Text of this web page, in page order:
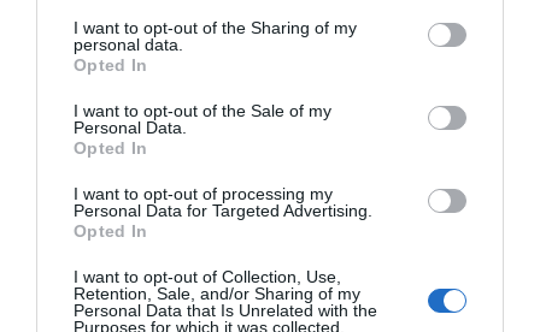
I want to opt-out of the Sharing of my
personal data.
Opted In
I want to opt-out of the Sale of my
Personal Data.
Opted In
I want to opt-out of processing my
Personal Data for Targeted Advertising.
Opted In
I want to opt-out of Collection, Use,
Retention, Sale, and/or Sharing of my
Personal Data that Is Unrelated with the
Purposes for which it was collected.